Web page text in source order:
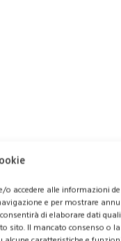
o accedere alle informazioni
e per mostrare
di elaborare dati
sito. Il mancato consenso o la
WTIè
i livelli